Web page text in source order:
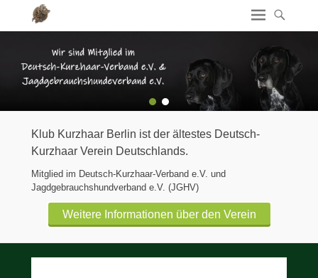
2
Klub Kurzhaar Berlin ist der ältestes Deutsch-
Kurzhaar Verein Deutschlands.
Mitglied im Deutsch-Kurzhaar-Verband e.V. und
Jagdgebrauchshundverband e.V. (JGHV)
Weitere Informationen über den Verein